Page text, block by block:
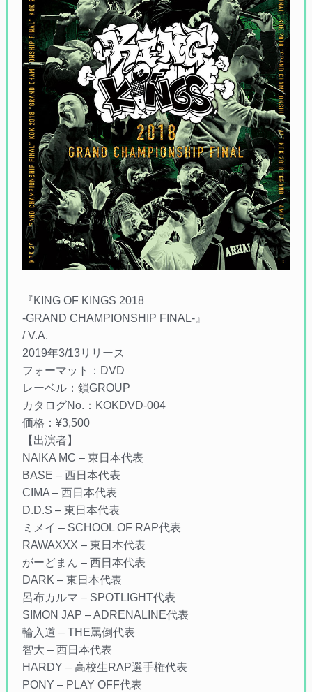
『KING OF KINGS 2018
-GRAND CHAMPIONSHIP FINAL-』
/ V.A.
2019年3/13リリース
フォーマット：DVD
レーベル：鎖GROUP
カタログNo.：KOKDVD-004
価格：¥3,500
【出演者】
NAIKA MC – 東日本代表
BASE – 西日本代表
CIMA – 西日本代表
D.D.S – 東日本代表
ミメイ – SCHOOL OF RAP代表
RAWAXXX – 東日本代表
がーどまん – 西日本代表
DARK – 東日本代表
呂布カルマ – SPOTLIGHT代表
SIMON JAP – ADRENALINE代表
輪入道 – THE罵倒代表
智大 – 西日本代表
HARDY – 高校生RAP選手権代表
PONY – PLAY OFF代表